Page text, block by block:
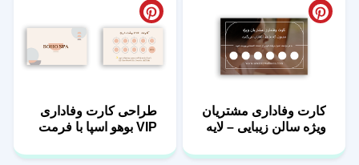
کارت وفاداری مشتریان
ویژه سالن زیبایی – لایه
طراحی کارت وفاداری
VIP بوهو اسپا با فرمت